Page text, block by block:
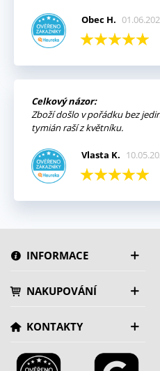
Obec H.
Celkový názor:
Zboží došlo v pořádku bez
tymián raší z květníku.
Vlasta K.
INFORMACE
NAKUPOVÁNÍ
KONTAKTY